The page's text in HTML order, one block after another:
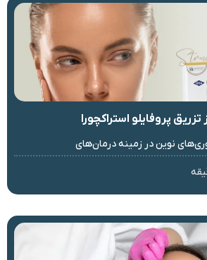
پروفایلو استراکچورا
نوین در زمینه درمان‌های